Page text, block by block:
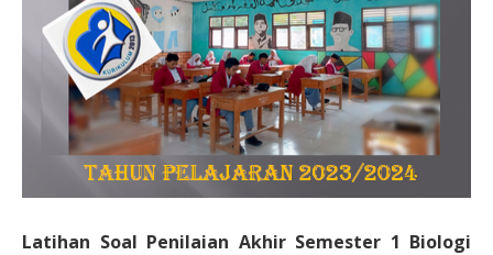
Latihan Soal Penilaian Akhir Semester 1 Biologi